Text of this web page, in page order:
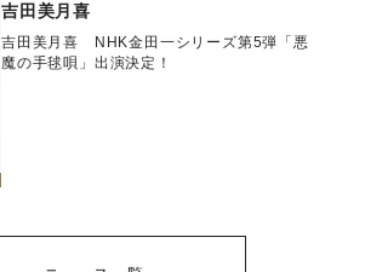
吉田美月喜
吉田美月喜 NHK金田一シリーズ第5弾「悪
魔の手毬唄」出演決定！